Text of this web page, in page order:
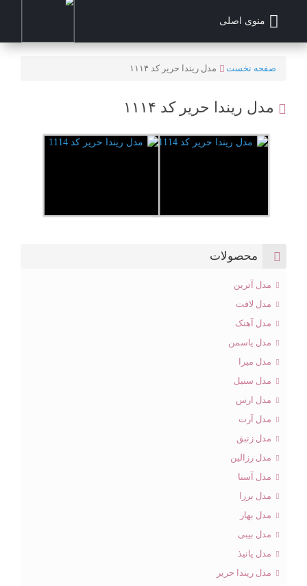
منوی اصلی
صفحه نخست مدل ریندا حریر کد ۱۱۱۴
مدل ریندا حریر کد ۱۱۱۴
محصولات
مدل آترین
مدل لافت
مدل آهنک
مدل یاسمن
مدل میرا
مدل سنبل
مدل ارس
مدل آرت
مدل زنبق
مدل رزالین
مدل آسنا
مدل بررا
مدل بهار
مدل بیبی
مدل پانیذ
مدل ریندا حریر